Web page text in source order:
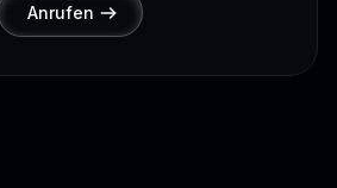
Anrufen